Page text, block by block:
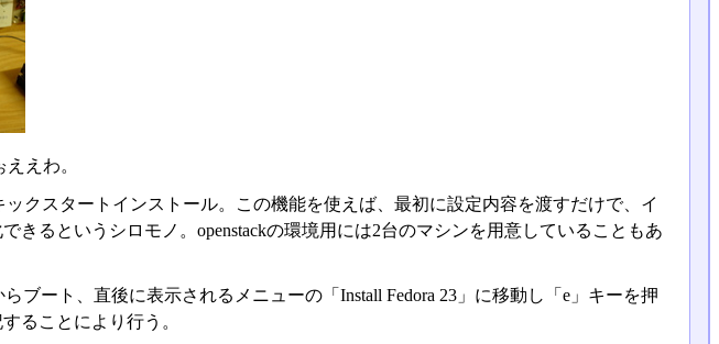
えわ。
クスタートインストール。この機能を使えば、最初に設定内容を渡すだけで、イ
きるというシロモノ。openstackの環境用には2台のマシンを用意していることもあ
ブート、直後に表示されるメニューの「Install Fedora 23」に移動し「e」キーを押
ることにより行う。